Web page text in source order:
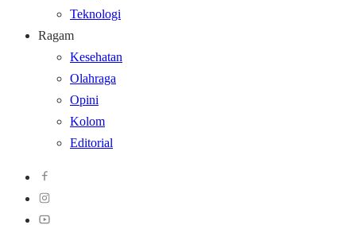
Teknologi
Ragam
Kesehatan
Olahraga
Opini
Kolom
Editorial